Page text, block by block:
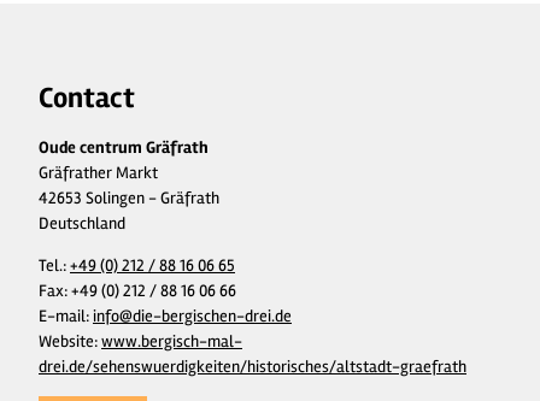
Contact
Oude centrum Gräfrath
Gräfrather Markt
42653 Solingen - Gräfrath
Deutschland
Tel.:+49 (0) 212 / 88 16 06 65
Fax:+49 (0) 212 / 88 16 06 66
E-mail:info@die-bergischen-drei.de
Website:www.bergisch-mal-
drei.de/sehenswuerdigkeiten/historisches/altstadt-graefrath